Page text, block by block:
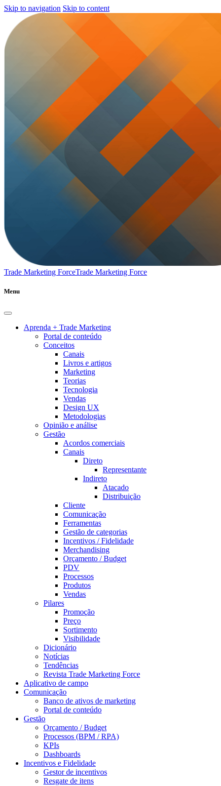
Skip to navigation Skip to content
Trade Marketing ForceTrade Marketing Force
Menu
Aprenda + Trade Marketing
Portal de conteúdo
Conceitos
Canais
Livros e artigos
Marketing
Teorias
Tecnologia
Vendas
Design UX
Metodologias
Opinião e análise
Gestão
Acordos comerciais
Canais
Direto
Representante
Indireto
Atacado
Distribuição
Cliente
Comunicação
Ferramentas
Gestão de categorias
Incentivos / Fidelidade
Merchandising
Orçamento / Budget
PDV
Processos
Produtos
Vendas
Pilares
Promoção
Preço
Sortimento
Visibilidade
Dicionário
Notícias
Tendências
Revista Trade Marketing Force
Aplicativo de campo
Comunicação
Banco de ativos de marketing
Portal de conteúdo
Gestão
Orçamento / Budget
Processos (BPM / RPA)
KPIs
Dashboards
Incentivos e Fidelidade
Gestor de incentivos
Resgate de itens